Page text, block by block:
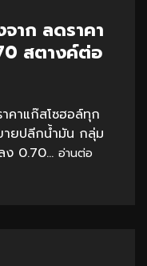
าก ลดราคา
สตางค์ต่อ
คาแก๊สโซฮอล์ทุก
ยปลีกน้ำมัน กลุ่ม
ง 0.70... อ่านต่อ